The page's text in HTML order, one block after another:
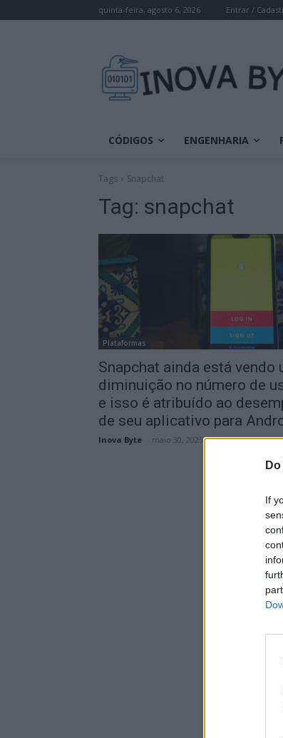
If
quinta-feira, agosto 6, 2026 Entrar /
CÓDIGOS ENGENHARIA
Tags Snapchat
Tag: snapchat
Plataformas
Snapchat ainda está vendo
diminuição no número de
e isso é atribuído ao
de seu aplicativo para
Inova Byte maio 30, 2025